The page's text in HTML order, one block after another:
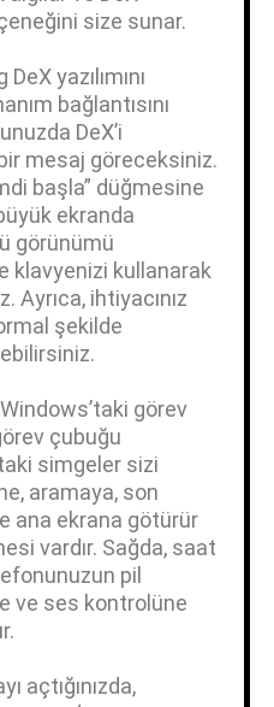
size sunar.
yazılımını
bağlantısını
DeX’i
mesaj göreceksiniz.
başla” düğmesine
ekranda
görünümü
klavyenizi kullanarak
Ayrıca, ihtiyacınız
şekilde
Windows’taki görev
çubuğu
simgeler sizi
aramaya, son
ana ekrana götürür
vardır. Sağda, saat
pil
ve ses kontrolüne
açtığınızda,